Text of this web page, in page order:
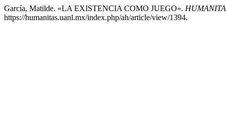
García, Matilde. «LA EXISTENCIA COMO JUEGO».
https://humanitas.uanl.mx/index.php/ah/article/view/1394.